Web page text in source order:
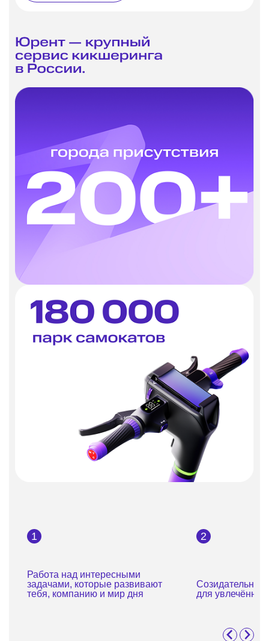
1
Работа над интересными
задачами, которые развивают
тебя, компанию и мир дня
2
Созидательная
для